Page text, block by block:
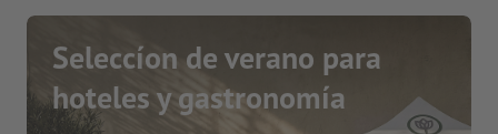
Seleccíon de verano para
hoteles y gastronomía